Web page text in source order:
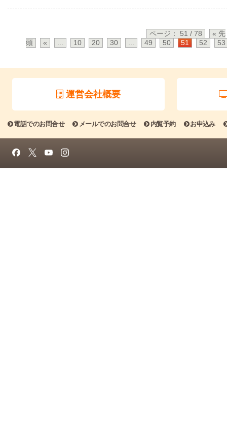
ページ： 51 / 78
« 先
頭
« ... 10 20 30 ... 49 50 51 52 53
運営会社概要
電話でのお問合せ メールでのお問合せ 内覧予約 お申込み